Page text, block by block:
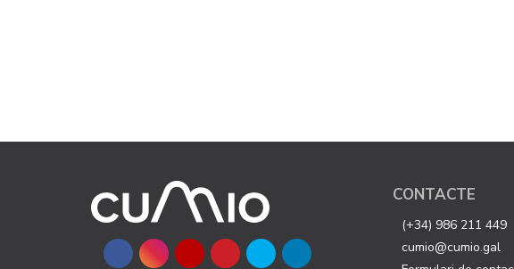
CONTACTE
(+34) 986 211 449
cumio@cumio.gal